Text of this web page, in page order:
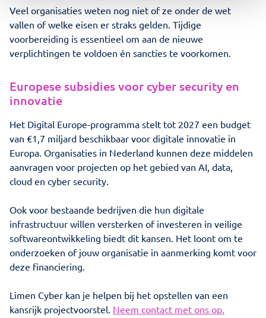
Veel organisaties weten nog niet of ze onder de wet
vallen of welke eisen er straks gelden. Tijdige
voorbereiding is essentieel om aan de nieuwe
verplichtingen te voldoen én sancties te voorkomen.
Europese subsidies voor cyber security en
innovatie
Het Digital Europe-programma stelt tot 2027 een budget
van €1,7 miljard beschikbaar voor digitale innovatie in
Europa. Organisaties in Nederland kunnen deze middelen
aanvragen voor projecten op het gebied van AI, data,
cloud en cyber security.
Ook voor bestaande bedrijven die hun digitale
infrastructuur willen versterken of investeren in veilige
softwareontwikkeling biedt dit kansen. Het loont om te
onderzoeken of jouw organisatie in aanmerking komt voor
deze financiering.
Limen Cyber kan je helpen bij het opstellen van een
kansrijk projectvoorstel. Neem contact met ons op.